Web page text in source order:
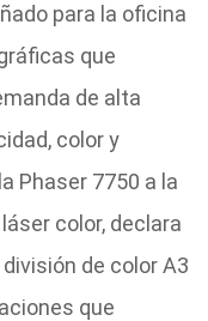
para la oficina
que
de alta
color y
Phaser 7750 a la
color, declara
de color A3
que